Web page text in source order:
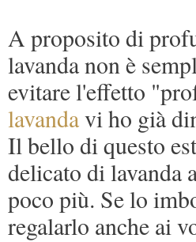
A proposito di
lavanda non è
evitare l'effetto
lavandavi ho già
Il bello di questo
delicato di lavanda
poco più. Se lo
regalarlo anche ai